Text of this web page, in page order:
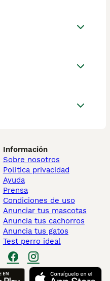
Información
Sobre nosotros
Politica privacidad
Ayuda
Prensa
Condiciones de uso
Anunciar tus mascotas
Anuncia tus cachorros
Anuncia tus gatos
Test perro ideal